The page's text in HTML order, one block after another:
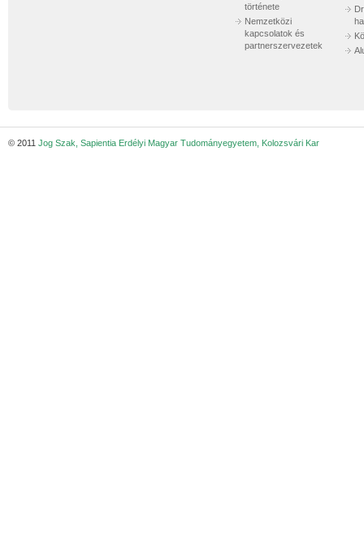
története
Nemzetközi
kapcsolatok és
partnerszervezetek
© 2011 Jog Szak, Sapientia Erdélyi Magyar Tudományegyetem, Kolozsvári Kar